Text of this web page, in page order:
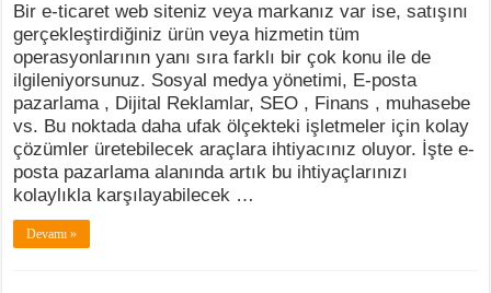
Bir e-ticaret web siteniz veya markanız var ise, satışını
gerçekleştirdiğiniz ürün veya hizmetin tüm
operasyonlarının yanı sıra farklı bir çok konu ile de
ilgileniyorsunuz. Sosyal medya yönetimi, E-posta
pazarlama , Dijital Reklamlar, SEO , Finans , muhasebe
vs. Bu noktada daha ufak ölçekteki işletmeler için kolay
çözümler üretebilecek araçlara ihtiyacınız oluyor. İşte e-
posta pazarlama alanında artık bu ihtiyaçlarınızı
kolaylıkla karşılayabilecek …
Devamı »